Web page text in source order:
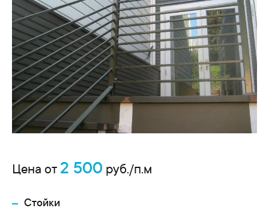
Цена от 2 500 руб./п.м
Стойки